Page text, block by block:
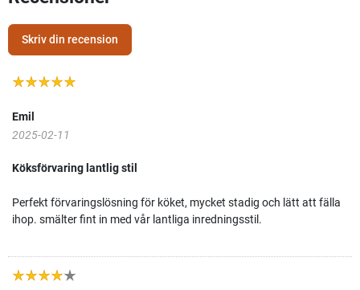
Skriv din recension
Emil
2025-02-11
Köksförvaring lantlig stil
Perfekt förvaringslösning för köket, mycket stadig och lätt att fälla
ihop. smälter fint in med vår lantliga inredningsstil.